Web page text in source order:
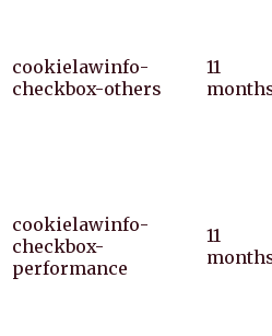
cookielawinfo-
checkbox-others
11
cookielawinfo-
checkbox-
performance
11